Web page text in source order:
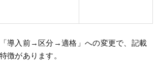
導入前→区分→適格」への変更で、記載
徴があります。